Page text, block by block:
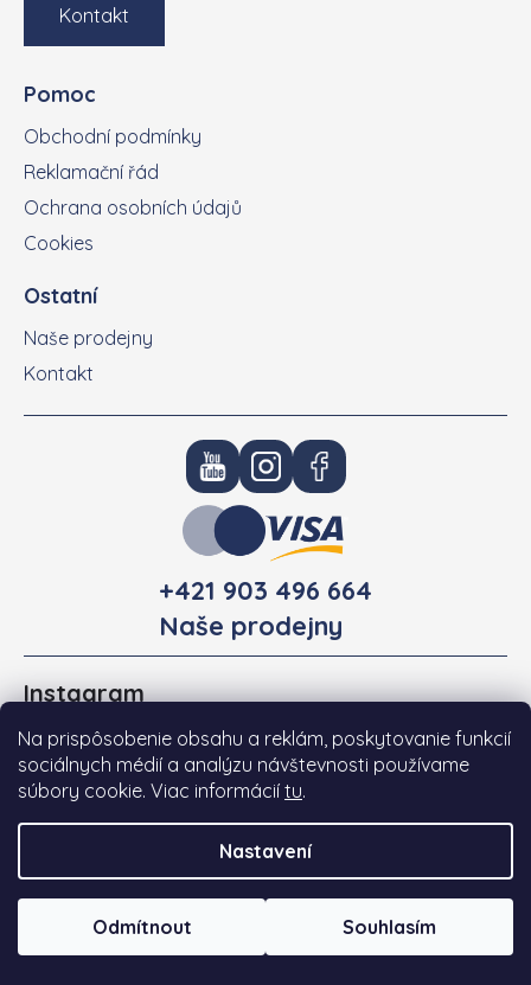
Na prispôsobenie obsahu a reklám, poskytovanie funkcií
sociálnych médií a analýzu návštevnosti používame
súbory cookie. Viac informácií tu.
Nastavení
Odmítnout Souhlasím
Kontakt
Pomoc
Obchodní podmínky
Reklamační řád
Ochrana osobních údajů
Cookies
Ostatní
Naše prodejny
Kontakt
+421 903 496 664
Naše prodejny
Instagram